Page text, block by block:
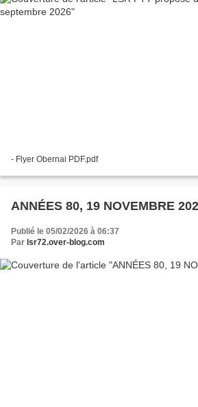
- Flyer Obernai PDF.pdf
ANNÉES 80, 19 NOVEMBRE
Publié le 05/02/2026 à 06:37
Par lsr72.over-blog.com